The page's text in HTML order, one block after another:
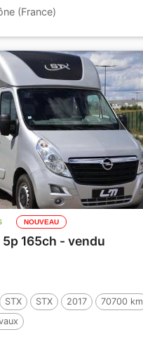
(France)
NOUVEAU
165ch - vendu
STX STX 2017
70700 km